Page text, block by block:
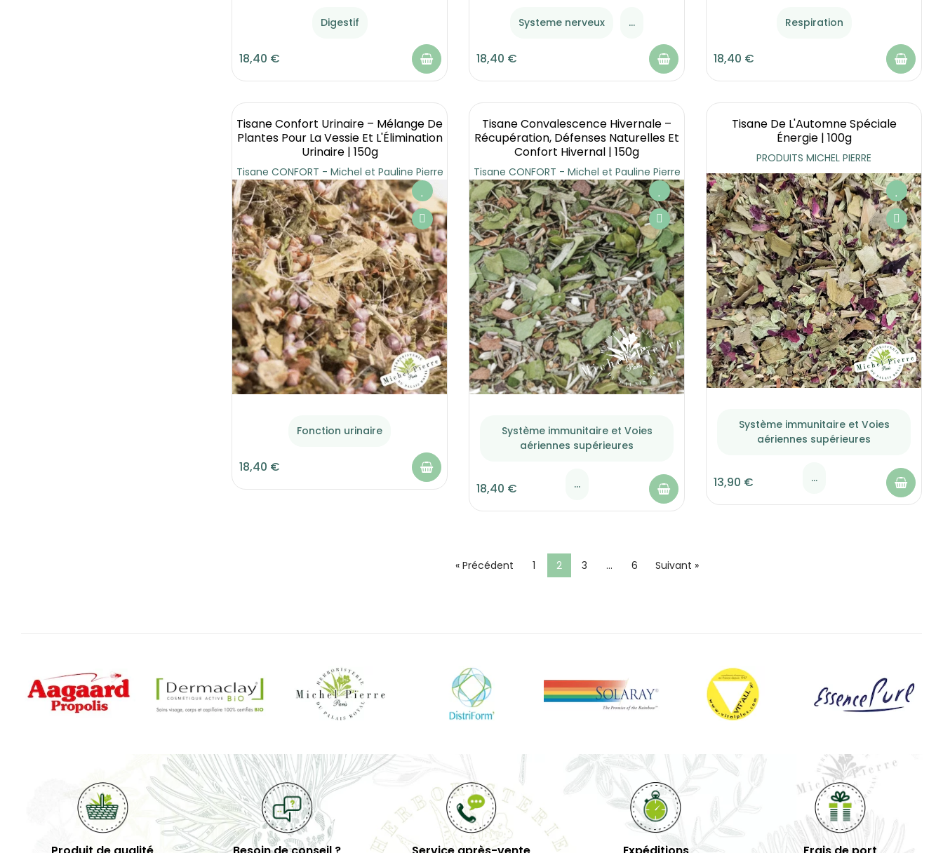
Digestif
18,40 €
Systeme nerveux ...
18,40 €
Respiration
18,40 €
Tisane Confort Urinaire – Mélange De
Plantes Pour La Vessie Et L'Élimination
Urinaire | 150g
Tisane CONFORT - Michel et Pauline Pierre
Fonction urinaire
18,40 €
Tisane Convalescence Hivernale –
Récupération, Défenses Naturelles Et
Confort Hivernal | 150g
Tisane CONFORT - Michel et Pauline Pierre
Système immunitaire et Voies
aériennes supérieures
...
18,40 €
Tisane De L'Automne Spéciale
Énergie | 100g
PRODUITS MICHEL PIERRE
Système immunitaire et Voies
aériennes supérieures
...
13,90 €
« Précédent 1 2 3 … 6 Suivant »